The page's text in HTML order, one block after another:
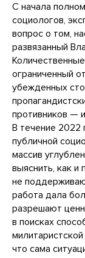
С начала
социологов,
вопрос о том,
развязанный
ограниченный
убежденных
противников —
В течение 2022
публичной
массив
выяснить, как
не
работа дала
разрешают
в поисках
что сама